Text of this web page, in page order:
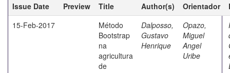
Issue Date
Preview Title Author(s) Orientador
15-Feb-2017
Método
Bootstrap
na
agricultura
de
Dalposso,
Gustavo
Henrique
Opazo,
Miguel
Angel
Uribe